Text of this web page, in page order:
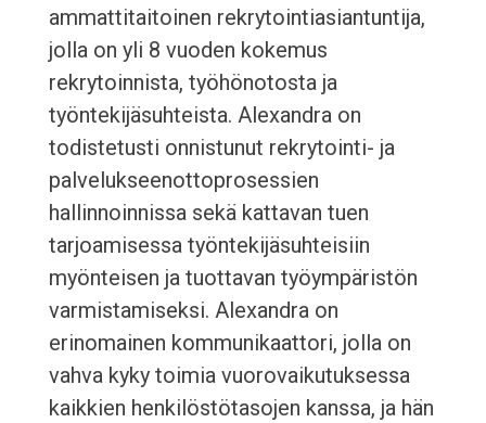
ammattitaitoinen rekrytointiasiantuntija,
jolla on yli 8 vuoden kokemus
rekrytoinnista, työhönotosta ja
työntekijäsuhteista. Alexandra on
todistetusti onnistunut rekrytointi- ja
palvelukseenottoprosessien
hallinnoinnissa sekä kattavan tuen
tarjoamisessa työntekijäsuhteisiin
myönteisen ja tuottavan työympäristön
varmistamiseksi. Alexandra on
erinomainen kommunikaattori, jolla on
vahva kyky toimia vuorovaikutuksessa
kaikkien henkilöstötasojen kanssa, ja hän